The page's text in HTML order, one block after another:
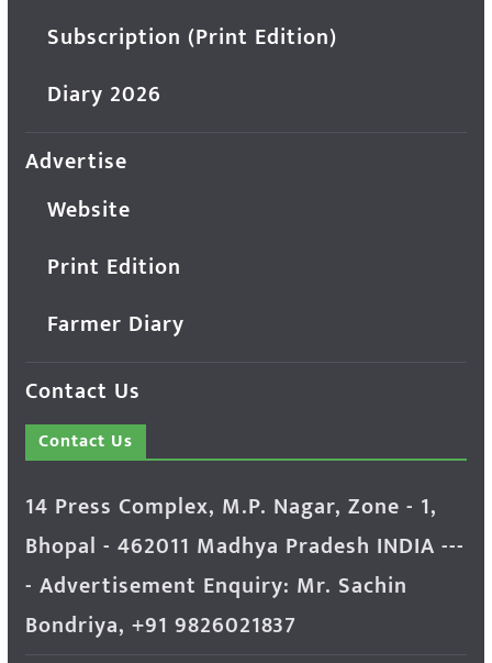
Subscription (Print Edition)
Diary 2026
Advertise
Website
Print Edition
Farmer Diary
Contact Us
Contact Us
14 Press Complex, M.P. Nagar, Zone - 1,
Bhopal - 462011 Madhya Pradesh INDIA ---
- Advertisement Enquiry: Mr. Sachin
Bondriya, +91 9826021837